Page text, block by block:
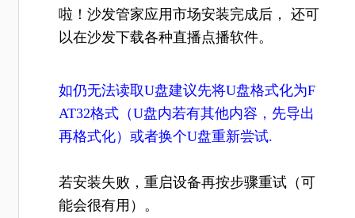
啦！沙发管家应用市场安装完成后， 还可
以在沙发下载各种直播点播软件。
如仍无法读取U盘建议先将U盘格式化为F
AT32格式（U盘内若有其他内容，先导出
再格式化）或者换个U盘重新尝试.
若安装失败，重启设备再按步骤重试（可
能会很有用）。